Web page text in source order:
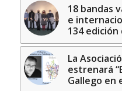
18 bandas
e
134 edición
La
estrenará
Gallego en